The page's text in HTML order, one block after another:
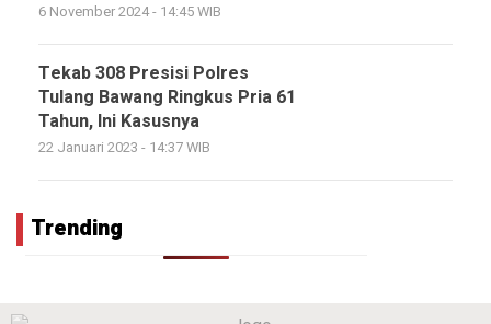
6 November 2024 - 14:45 WIB
Tekab 308 Presisi Polres
Tulang Bawang Ringkus Pria 61
Tahun, Ini Kasusnya
22 Januari 2023 - 14:37 WIB
Trending